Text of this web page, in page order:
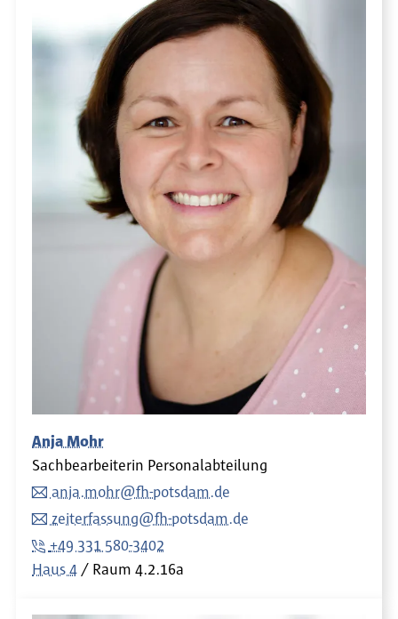
Anja Mohr
Sachbearbeiterin Personalabteilung
anja.mohr@fh-potsdam.de
zeiterfassung@fh-potsdam.de
+49 331 580-3402
Haus 4
Raum 4.2.16a